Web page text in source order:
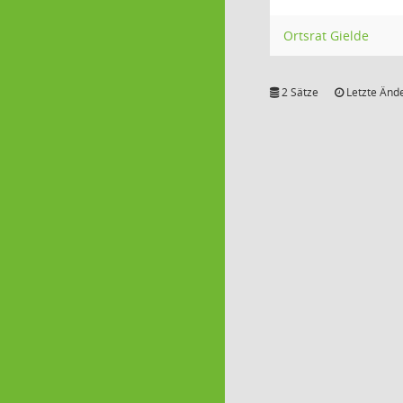
Ortsrat Gielde
2 Sätze Letzte